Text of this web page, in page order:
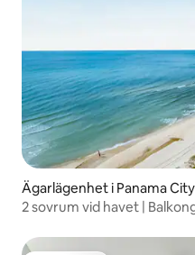
Ägarlägenhet i Panama
2 sovrum vid havet |